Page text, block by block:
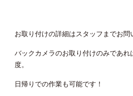
お取り付けの詳細はスタッフまでお
バックカメラのお取り付けのみであれ
度。
日帰りでの作業も可能です！